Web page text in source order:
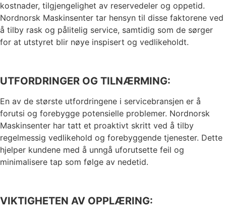
kostnader, tilgjengelighet av reservedeler og oppetid.
Nordnorsk Maskinsenter tar hensyn til disse faktorene ved
å tilby rask og pålitelig service, samtidig som de sørger
for at utstyret blir nøye inspisert og vedlikeholdt.
UTFORDRINGER OG TILNÆRMING:
En av de største utfordringene i servicebransjen er å
forutsi og forebygge potensielle problemer. Nordnorsk
Maskinsenter har tatt et proaktivt skritt ved å tilby
regelmessig vedlikehold og forebyggende tjenester. Dette
hjelper kundene med å unngå uforutsette feil og
minimalisere tap som følge av nedetid.
VIKTIGHETEN AV OPPLÆRING: